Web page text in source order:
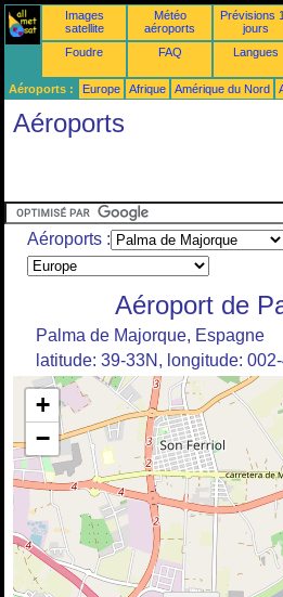
Images
satellite
Météo
aéroports
Prévisions
jours
Foudre FAQ Langues
Aéroports : Europe Afrique Amérique du Nord
Aéroports
Aéroports :
Aéroport de
Palma de Majorque, Espagne
latitude: 39-33N, longitude:
+
−